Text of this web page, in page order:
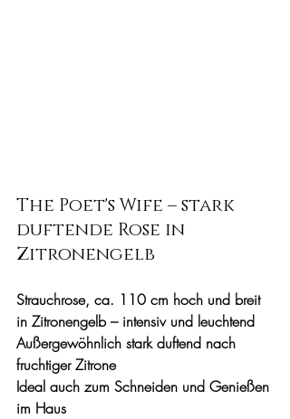
The Poet's Wife – stark
duftende Rose in
Zitronengelb
Strauchrose, ca. 110 cm hoch und breit
in Zitronengelb – intensiv und leuchtend
Außergewöhnlich stark duftend nach
fruchtiger Zitrone
Ideal auch zum Schneiden und Genießen
im Haus